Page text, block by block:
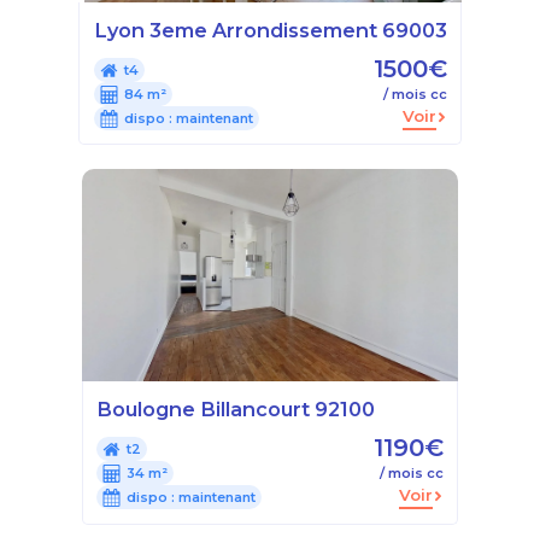
Lyon 3eme Arrondissement 69003
t4
84 m²
dispo : maintenant
1500€
/ mois cc
Voir
Boulogne Billancourt 92100
t2
34 m²
dispo : maintenant
1190€
/ mois cc
Voir